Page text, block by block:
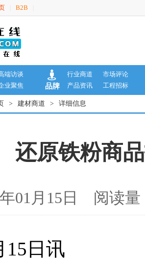
B2B
端访谈
业聚焦 品牌
行业商道
市场评论
产品资讯
工程招标
> 建材商道 > 详细信息
还原铁粉商
年01月15日 阅读
15日讯